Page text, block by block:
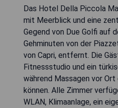
Das Hotel Della Piccola
mit Meerblick und eine
Gegend von Due Golfi auf
Gehminuten von der
von Capri, entfernt. Die
Fitnessstudio und ein
während Massagen vor
können. Alle Zimmer
WLAN, Klimaanlage, ein